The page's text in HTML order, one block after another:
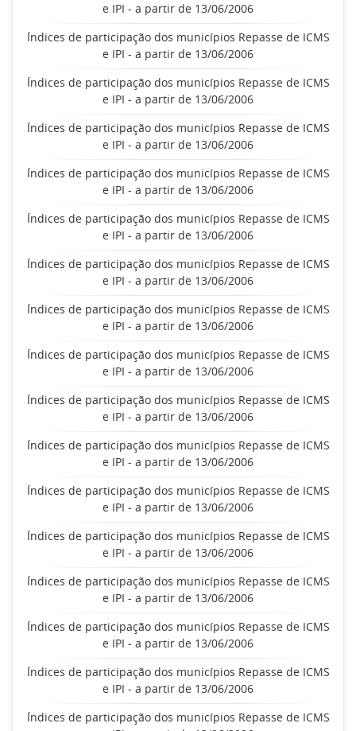
e IPI - a partir de 13/06/2006
Índices de participação dos municípios Repasse de ICMS
e IPI - a partir de 13/06/2006
Índices de participação dos municípios Repasse de ICMS
e IPI - a partir de 13/06/2006
Índices de participação dos municípios Repasse de ICMS
e IPI - a partir de 13/06/2006
Índices de participação dos municípios Repasse de ICMS
e IPI - a partir de 13/06/2006
Índices de participação dos municípios Repasse de ICMS
e IPI - a partir de 13/06/2006
Índices de participação dos municípios Repasse de ICMS
e IPI - a partir de 13/06/2006
Índices de participação dos municípios Repasse de ICMS
e IPI - a partir de 13/06/2006
Índices de participação dos municípios Repasse de ICMS
e IPI - a partir de 13/06/2006
Índices de participação dos municípios Repasse de ICMS
e IPI - a partir de 13/06/2006
Índices de participação dos municípios Repasse de ICMS
e IPI - a partir de 13/06/2006
Índices de participação dos municípios Repasse de ICMS
e IPI - a partir de 13/06/2006
Índices de participação dos municípios Repasse de ICMS
e IPI - a partir de 13/06/2006
Índices de participação dos municípios Repasse de ICMS
e IPI - a partir de 13/06/2006
Índices de participação dos municípios Repasse de ICMS
e IPI - a partir de 13/06/2006
Índices de participação dos municípios Repasse de ICMS
e IPI - a partir de 13/06/2006
Índices de participação dos municípios Repasse de ICMS